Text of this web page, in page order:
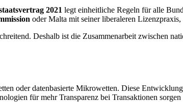
2021 legt einheitliche Regeln für alle
oder Malta mit seiner liberaleren
Deshalb ist die Zusammenarbeit zwischen
oder datenbasierte Mikrowetten. Diese
für mehr Transparenz bei Transaktionen sorgen